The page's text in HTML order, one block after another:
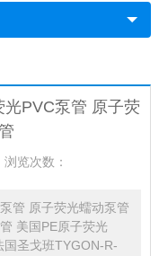
PVC泵管 原子荧
浏览次数：
管 原子荧光蠕动泵管
美国PE原子荧光
国圣戈班TYGON-R-